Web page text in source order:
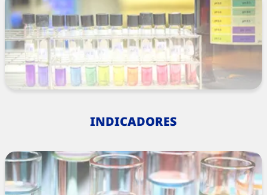
INDICADORES